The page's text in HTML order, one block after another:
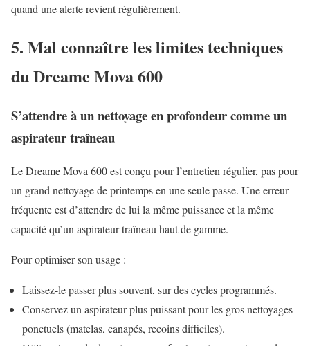
quand une alerte revient régulièrement.
5. Mal connaître les limites techniques
du Dreame Mova 600
S’attendre à un nettoyage en profondeur comme un
aspirateur traîneau
Le Dreame Mova 600 est conçu pour l’entretien régulier, pas pour
un grand nettoyage de printemps en une seule passe. Une erreur
fréquente est d’attendre de lui la même puissance et la même
capacité qu’un aspirateur traîneau haut de gamme.
Pour optimiser son usage :
Laissez-le passer plus souvent, sur des cycles programmés.
Conservez un aspirateur plus puissant pour les gros nettoyages
ponctuels (matelas, canapés, recoins difficiles).